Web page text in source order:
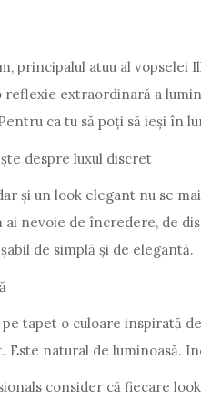
principalul atuu al vopselei
reflexie extraordinară a
ca tu să poți să ieși în
despre luxul discret
și un look elegant nu se
ai nevoie de încredere, de
de simplă și de elegantă.
tapet o culoare inspirată
Este natural de luminoasă.
consider că fiecare